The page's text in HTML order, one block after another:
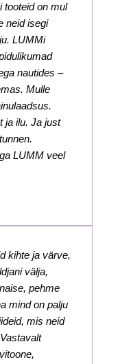
tooteid on mul
neid isegi
LUMMi
nautides –
Mulle
ja ilu. Ja just
LUMM veel
kihte ja värve,
välja,
pehme
mind on palju
mis neid